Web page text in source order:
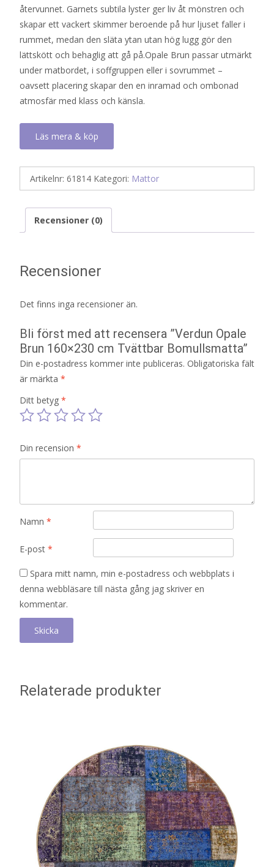
återvunnet. Garnets subtila lyster ger liv åt mönstren och
skapar ett vackert skimmer beroende på hur ljuset faller i
rummet, medan den släta ytan utan hög lugg gör den
lättskött och behaglig att gå på.Opale Brun passar utmärkt
under matbordet, i soffgruppen eller i sovrummet –
oavsett placering skapar den en inramad och ombonad
atmosfär med klass och känsla.
Läs mera & köp
Artikelnr: 61814 Kategori: Mattor
Recensioner (0)
Recensioner
Det finns inga recensioner än.
Bli först med att recensera ”Verdun Opale
Brun 160×230 cm Tvättbar Bomullsmatta”
Din e-postadress kommer inte publiceras. Obligatoriska fält
är märkta *
Ditt betyg *
Din recension *
Namn *
E-post *
Spara mitt namn, min e-postadress och webbplats i
denna webbläsare till nästa gång jag skriver en
kommentar.
Relaterade produkter